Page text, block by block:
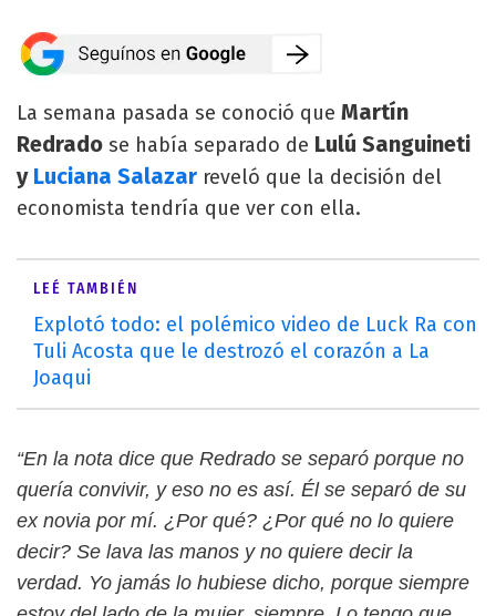
La semana pasada se conoció que Martín
Redrado se había separado de Lulú Sanguineti
y Luciana Salazar reveló que la decisión del
economista tendría que ver con ella.
LEÉ TAMBIÉN
Explotó todo: el polémico video de Luck Ra con
Tuli Acosta que le destrozó el corazón a La
Joaqui
“En la nota dice que Redrado se separó porque no
quería convivir, y eso no es así. Él se separó de su
ex novia por mí. ¿Por qué? ¿Por qué no lo quiere
decir? Se lava las manos y no quiere decir la
verdad. Yo jamás lo hubiese dicho, porque siempre